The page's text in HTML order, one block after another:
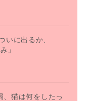
いに出るか、
」
、猫は何をしたっ